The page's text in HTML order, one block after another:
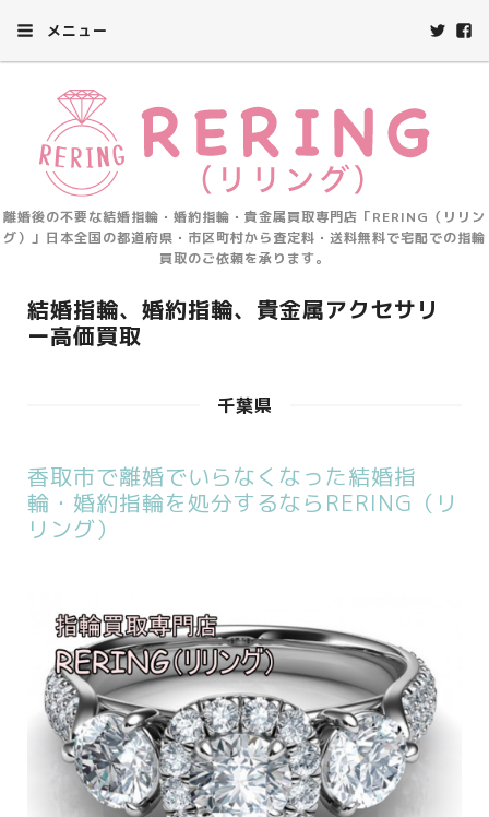
メニュー
離婚後の不要な結婚指輪・婚約指輪・貴金属買取専門店「RERING（リリン
グ）」日本全国の都道府県・市区町村から査定料・送料無料で宅配での指輪
買取のご依頼を承ります。
結婚指輪、婚約指輪、貴金属アクセサリ
ー高価買取
千葉県
香取市で離婚でいらなくなった結婚指
輪・婚約指輪を処分するならRERING（リ
リング）